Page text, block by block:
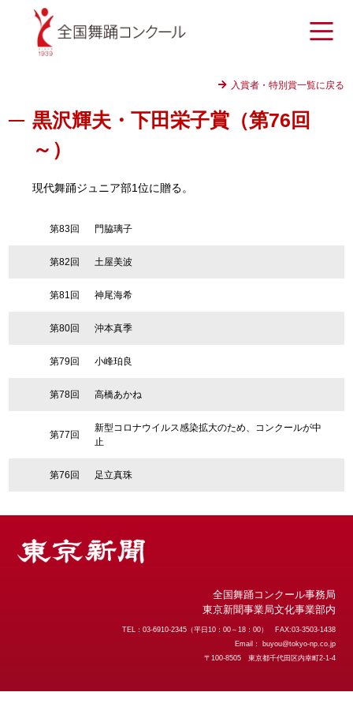
入賞者・特別賞一覧に戻る
黒沢輝夫・下田栄子賞（第76回
～）
現代舞踊ジュニア部1位に贈る。
第83回 門脇璃子
第82回 土屋美波
第81回 神尾海希
第80回 沖本真季
第79回 小峰珀良
第78回 高橋あかね
第77回
新型コロナウイルス感染拡大のため、コンクールが中
止
第76回 足立真珠
全国舞踊コンクール事務局
東京新聞事業局文化事業部内
TEL：03-6910-2345（平日10：00～18：00） FAX:03-3503-1438
Email：
buyou@tokyo-np.co.jp
〒100-8505 東京都千代田区内幸町2-1-4